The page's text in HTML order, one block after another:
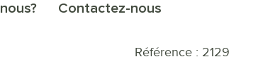
contactez-nous
Référence : 2129